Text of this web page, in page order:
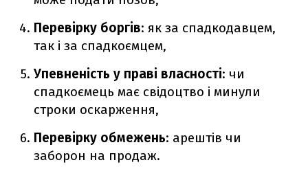
Перевірку боргів: як за спадкодавцем,
так і за спадкоємцем,
Упевненість у праві власності: чи
спадкоємець має свідоцтво і минули
строки оскарження,
Перевірку обмежень: арештів чи
заборон на продаж.